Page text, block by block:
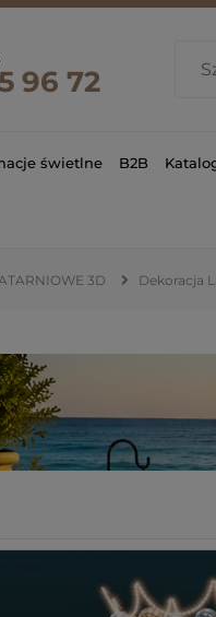
96 72
świetlne B2B
3D Dekoracja